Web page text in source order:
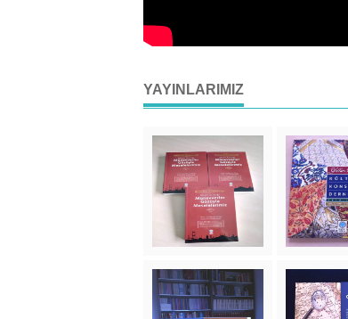
YAYINLARIMIZ